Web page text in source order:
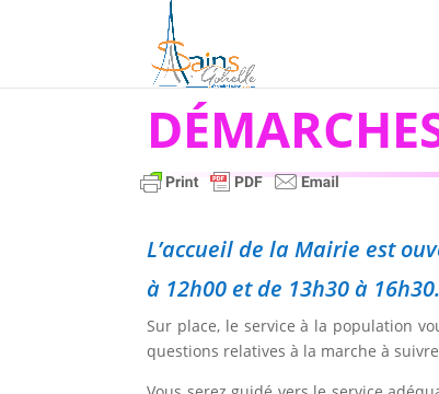
L’accueil de la Mairie est
à 12h00 et de 13h30 à 16h30.
Sur place, le service à la population
questions relatives à la marche à